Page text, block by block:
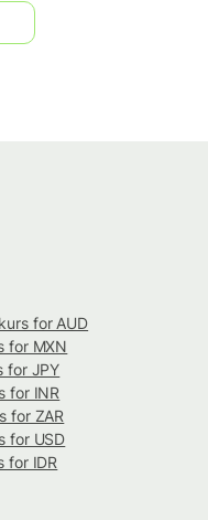
for AUD
for MXN
for JPY
for INR
for ZAR
for USD
for IDR